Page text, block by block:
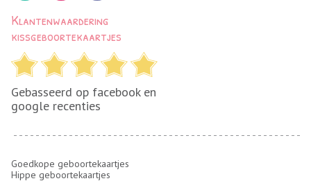
Klantenwaardering
kissgeboortekaartjes
Gebasseerd op facebook en
google recenties
Goedkope geboortekaartjes
Hippe geboortekaartjes